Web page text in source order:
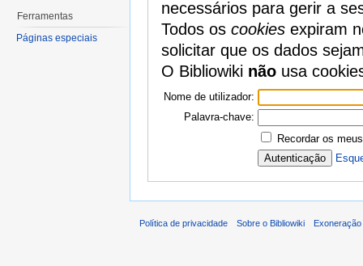
necessários para gerir a
Todos os cookiesexpiram
solicitar que os dados
O Bibliowiki nãousa
Nome de utilizador:
Palavra-chave:
Recordar os
Ferramentas
Páginas especiais
Política de privacidade Sobre o Bibliowiki